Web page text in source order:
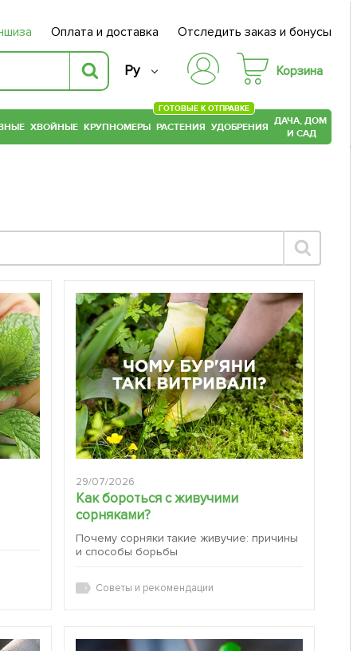
Оплата и доставка Отследить заказ и бонусы
Ру Корзина
ХВОЙНЫЕ КРУПНОМЕРЫ РАСТЕНИЯ
ГОТОВЫЕ К ОТПРАВКЕ
УДОБРЕНИЯ ДАЧА, ДОМ
И САД
29/07/2026
Как бороться с живучими
сорняками?
Почему сорняки такие живучие: причины
и способы борьбы
Советы и рекомендации